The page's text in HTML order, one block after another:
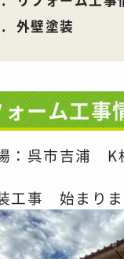
外壁塗装
ォーム工事
：呉市吉浦 K
工事 始まり